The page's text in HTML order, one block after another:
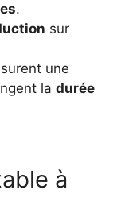
.
sur
une
la durée
à